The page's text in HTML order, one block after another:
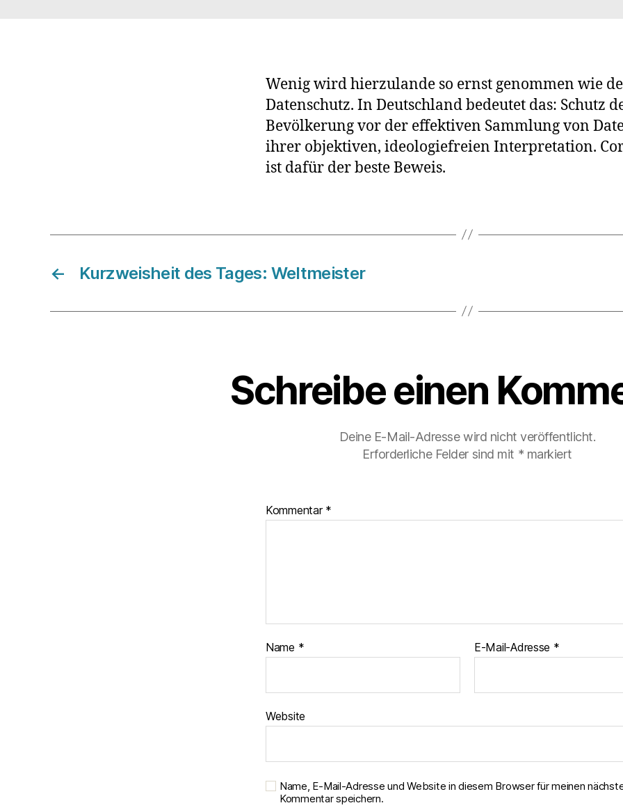
Wenig wird hierzulande so ernst genommen wie
Datenschutz. In Deutschland bedeutet das: Schutz
Bevölkerung vor der effektiven Sammlung von
ihrer objektiven, ideologiefreien Interpretation.
ist dafür der beste Beweis.
← Kurzweisheit des Tages: Weltmeister
Schreibe einen
Deine E-Mail-Adresse wird nicht veröffentlicht.
Erforderliche Felder sind mit * markiert
Kommentar *
Name * E-Mail-Adresse *
Website
Name, E-Mail-Adresse und Website in diesem Browser für meinen
Kommentar speichern.